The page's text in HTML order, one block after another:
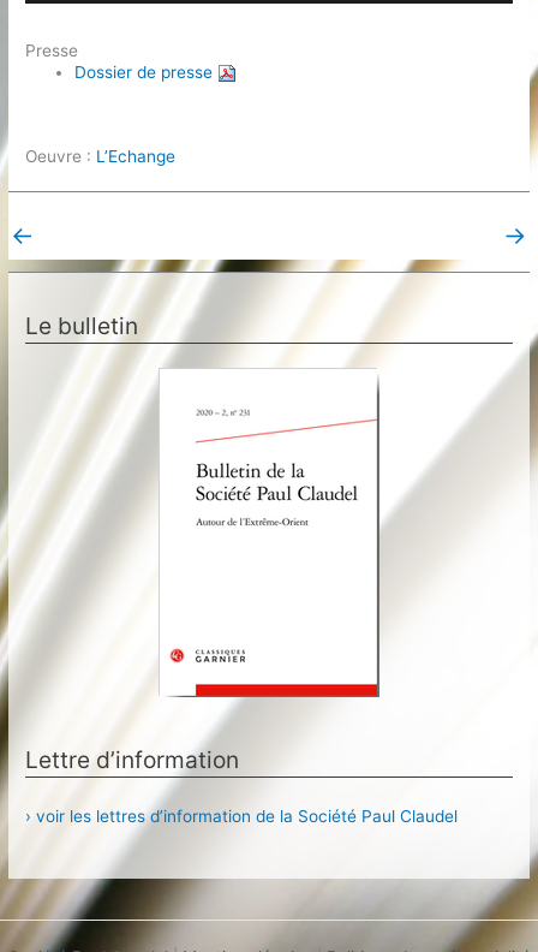
Presse
Dossier de presse
Oeuvre : L’Echange
← →
Le bulletin
Lettre d’information
› voir les lettres d’information de la Société Paul Claudel